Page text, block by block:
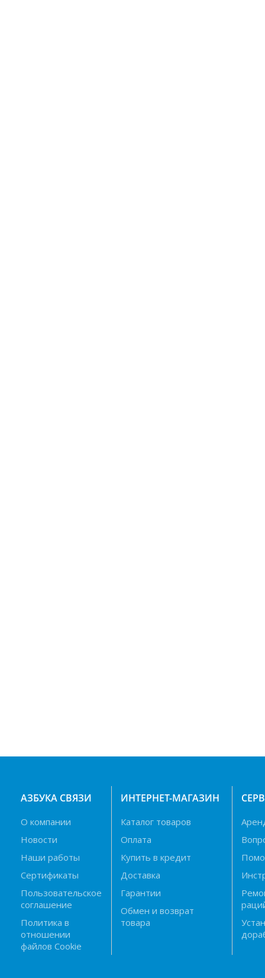
АЗБУКА СВЯЗИ
О компании
Новости
Наши работы
Сертификаты
Пользовательское
соглашение
Политика в
отношении
файлов Cookie
ИНТЕРНЕТ-МАГАЗИН
Каталог товаров
Оплата
Купить в кредит
Доставка
Гарантии
Обмен и возврат
товара